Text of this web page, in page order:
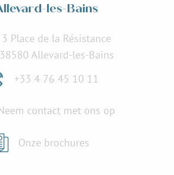
les-Bains
3 Place de la Résistance
38580 Allevard-les-Bains
+33 4 76 45 10 11
contact met ons op
Onze brochures